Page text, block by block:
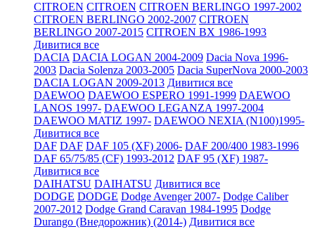
CITROEN CITROEN CITROEN BERLINGO 1997-2002
CITROEN BERLINGO 2002-2007 CITROEN
BERLINGO 2007-2015 CITROEN BX 1986-1993
Дивитися все
DACIA DACIA LOGAN 2004-2009 Dacia Nova 1996-
2003 Dacia Solenza 2003-2005 Dacia SuperNova 2000-2003
DACIA LOGAN 2009-2013 Дивитися все
DAEWOO DAEWOO ESPERO 1991-1999 DAEWOO
LANOS 1997- DAEWOO LEGANZA 1997-2004
DAEWOO MATIZ 1997- DAEWOO NEXIA (N100)1995-
Дивитися все
DAF DAF DAF 105 (XF) 2006- DAF 200/400 1983-1996
DAF 65/75/85 (CF) 1993-2012 DAF 95 (XF) 1987-
Дивитися все
DAIHATSU DAIHATSU Дивитися все
DODGE DODGE Dodge Avenger 2007- Dodge Caliber
2007-2012 Dodge Grand Caravan 1984-1995 Dodge
Durango (Внедорожник) (2014-) Дивитися все